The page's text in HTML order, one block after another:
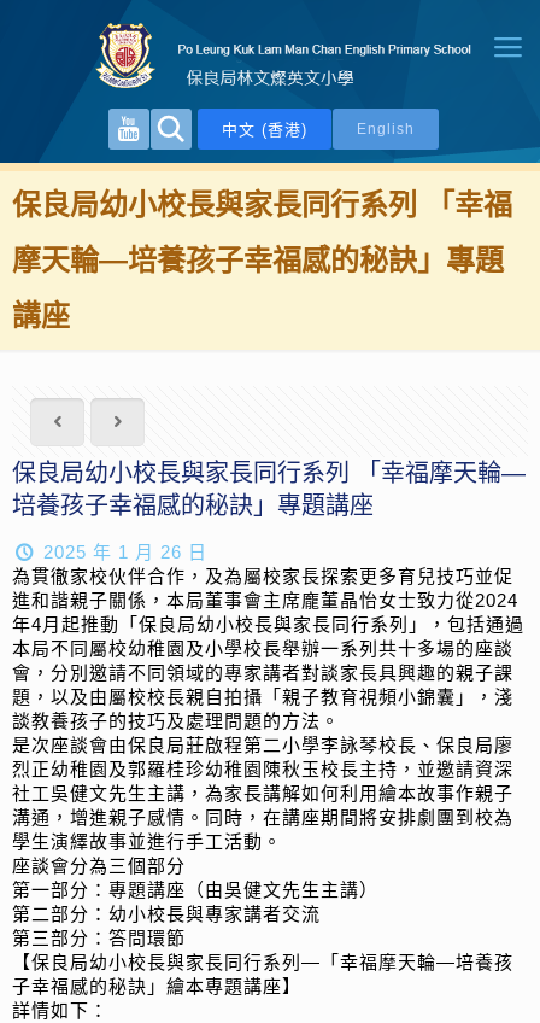
中文 (香港) English
保良局幼小校長與家長同行系列 「幸福
摩天輪—培養孩子幸福感的秘訣」專題
講座
保良局幼小校長與家長同行系列 「幸福摩天輪—
培養孩子幸福感的秘訣」專題講座
2025 年 1 月 26 日
為貫徹家校伙伴合作，及為屬校家長探索更多育兒技巧並促
進和諧親子關係，本局董事會主席龐董晶怡女士致力從2024
年4月起推動「保良局幼小校長與家長同行系列」，包括通過
本局不同屬校幼稚園及小學校長舉辦一系列共十多場的座談
會，分別邀請不同領域的專家講者對談家長具興趣的親子課
題，以及由屬校校長親自拍攝「親子教育視頻小錦囊」，淺
談教養孩子的技巧及處理問題的方法。
是次座談會由保良局莊啟程第二小學李詠琴校長、保良局廖
烈正幼稚園及郭羅桂珍幼稚園陳秋玉校長主持，並邀請資深
社工吳健文先生主講，為家長講解如何利用繪本故事作親子
溝通，增進親子感情。同時，在講座期間將安排劇團到校為
學生演繹故事並進行手工活動。
座談會分為三個部分
第一部分：專題講座（由吳健文先生主講）
第二部分：幼小校長與專家講者交流
第三部分：答問環節
【保良局幼小校長與家長同行系列—「幸福摩天輪—培養孩
子幸福感的秘訣」繪本專題講座】
詳情如下：